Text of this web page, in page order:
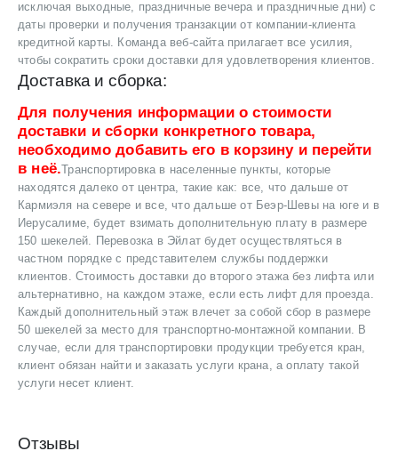
исключая выходные, праздничные вечера и праздничные дни) с
даты проверки и получения транзакции от компании-клиента
кредитной карты. Команда веб-сайта прилагает все усилия,
чтобы сократить сроки доставки для удовлетворения клиентов.
Доставка и сборка:
Для получения информации о стоимости
доставки и сборки конкретного товара,
необходимо добавить его в корзину и перейти
в неё.Транспортировка в населенные пункты, которые
находятся далеко от центра, такие как: все, что дальше от
Кармиэля на севере и все, что дальше от Беэр-Шевы на юге и в
Иерусалиме, будет взимать дополнительную плату в размере
150 шекелей. Перевозка в Эйлат будет осуществляться в
частном порядке с представителем службы поддержки
клиентов. Стоимость доставки до второго этажа без лифта или
альтернативно, на каждом этаже, если есть лифт для проезда.
Каждый дополнительный этаж влечет за собой сбор в размере
50 шекелей за место для транспортно-монтажной компании. В
случае, если для транспортировки продукции требуется кран,
клиент обязан найти и заказать услуги крана, а оплату такой
услуги несет клиент.
Отзывы